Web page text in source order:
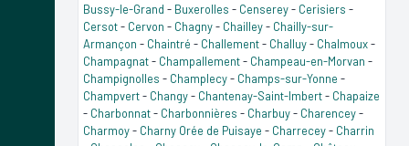
Bussy-le-Grand - Buxerolles - Censerey- Cerisiers -
Cersot- Cervon - Chagny- Chailley- Chailly-sur-
Armançon - Chaintré - Challement- Challuy- Chalmoux-
Champagnat- Champallement- Champeau-en-Morvan -
Champignolles - Champlecy- Champs-sur-Yonne -
Champvert- Changy- Chantenay-Saint-Imbert- Chapaize
- Charbonnat- Charbonnières - Charbuy- Charencey-
Charmoy- Charny Orée de Puisaye - Charrecey- Charrin